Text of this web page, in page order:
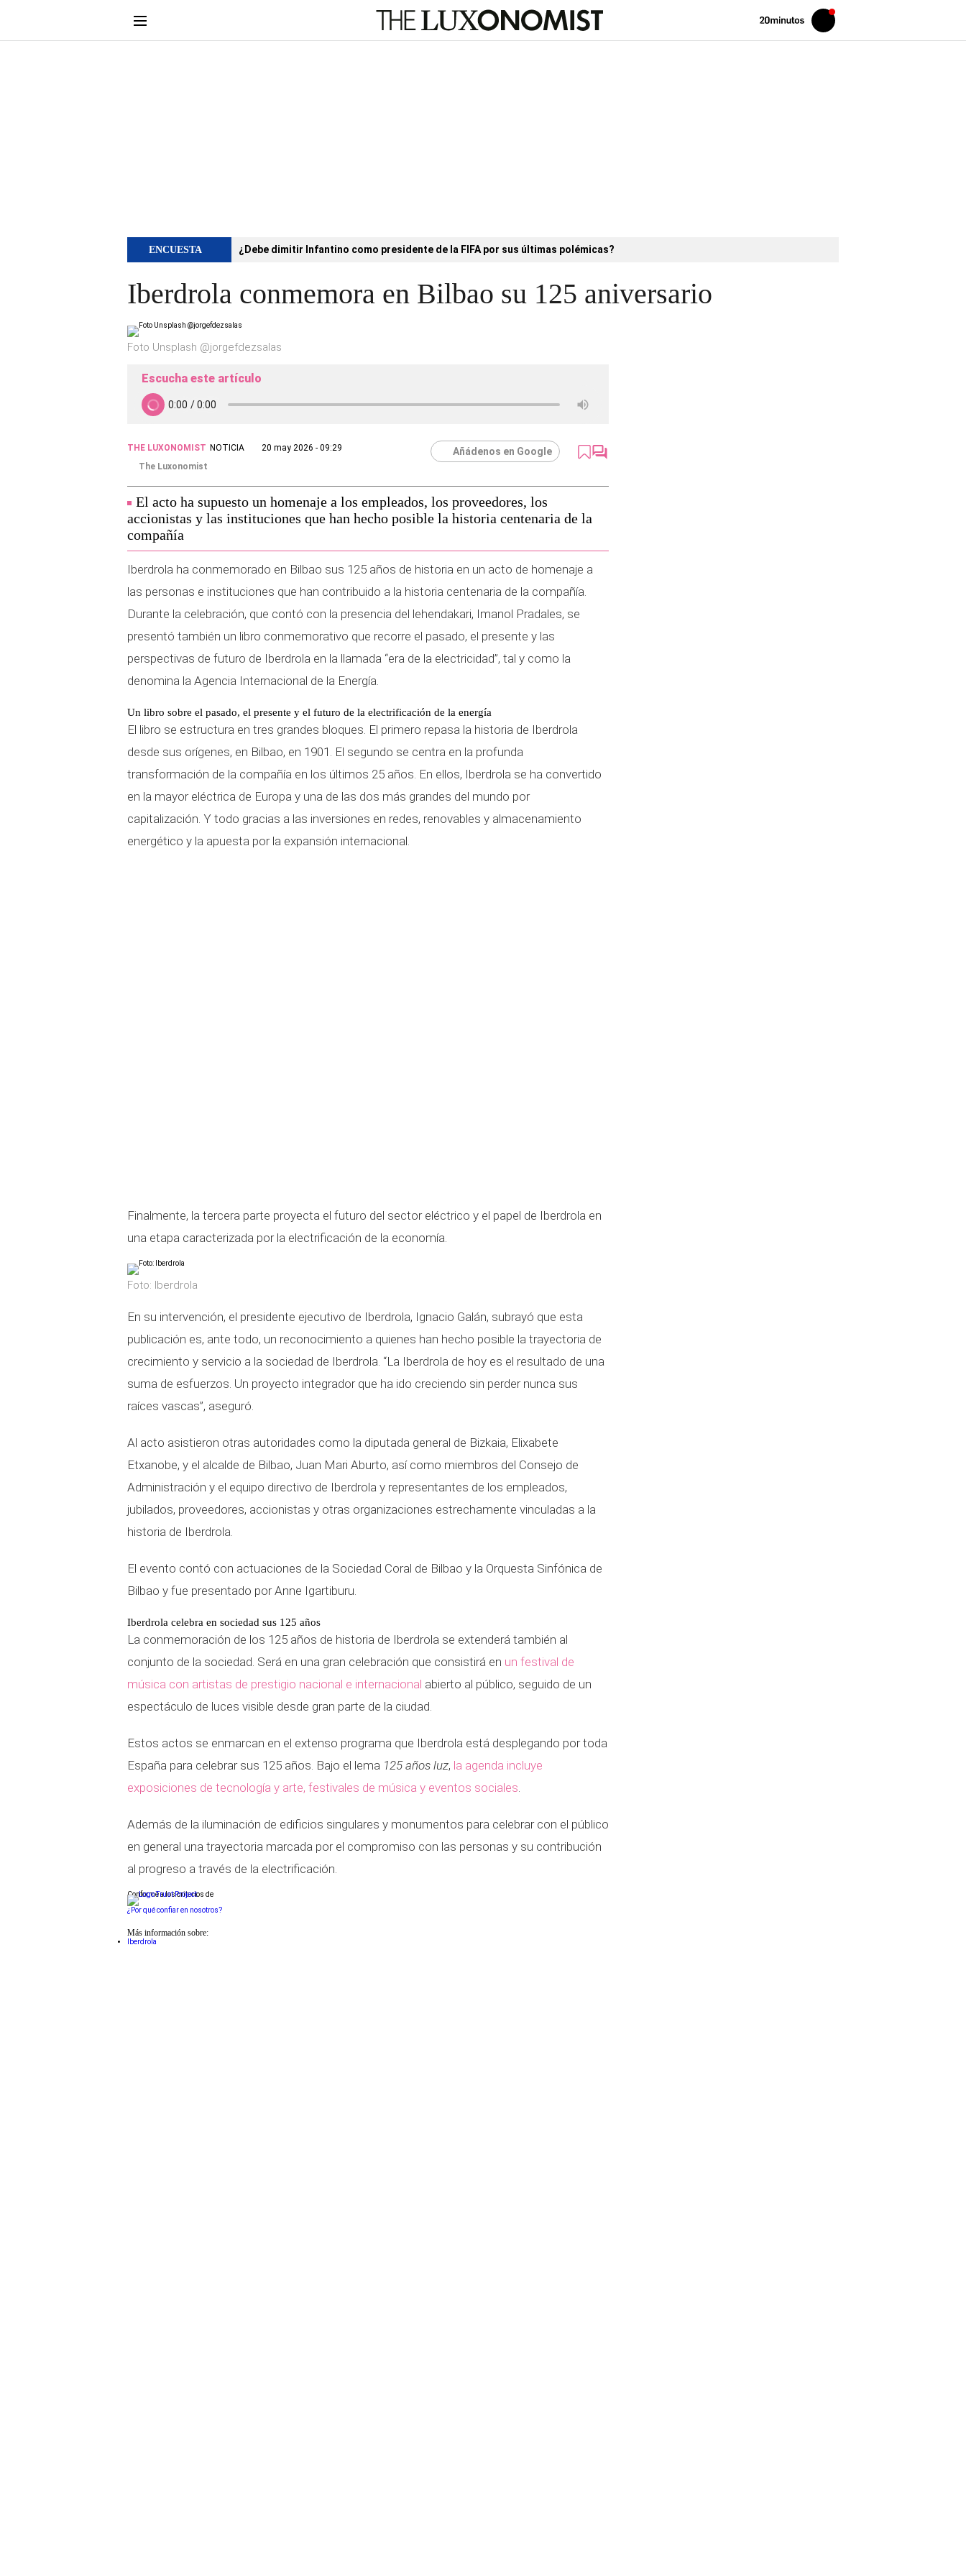
Volver
Iniciar
sesión
ENCUESTA ¿Debe dimitir Infantino como presidente de la FIFA por sus últimas polémicas?
Iberdrola conmemora en Bilbao su 125 aniversario
Foto Unsplash @jorgefdezsalas
Escucha este artículo
THE LUXONOMIST NOTICIA
20 may 2026 - 09:29
The Luxonomist
Añádenos en Google
El acto ha supuesto un homenaje a los empleados, los proveedores, los
accionistas y las instituciones que han hecho posible la historia centenaria de la
compañía
Iberdrola ha conmemorado en Bilbao sus 125 años de historia en un acto de homenaje a
las personas e instituciones que han contribuido a la historia centenaria de la compañía.
Durante la celebración, que contó con la presencia del lehendakari, Imanol Pradales, se
presentó también un libro conmemorativo que recorre el pasado, el presente y las
perspectivas de futuro de Iberdrola en la llamada “era de la electricidad”, tal y como la
denomina la Agencia Internacional de la Energía.
Un libro sobre el pasado, el presente y el futuro de la electrificación de la energía
El libro se estructura en tres grandes bloques. El primero repasa la historia de Iberdrola
desde sus orígenes, en Bilbao, en 1901. El segundo se centra en la profunda
transformación de la compañía en los últimos 25 años. En ellos, Iberdrola se ha convertido
en la mayor eléctrica de Europa y una de las dos más grandes del mundo por
capitalización. Y todo gracias a las inversiones en redes, renovables y almacenamiento
energético y la apuesta por la expansión internacional.
Finalmente, la tercera parte proyecta el futuro del sector eléctrico y el papel de Iberdrola en
una etapa caracterizada por la electrificación de la economía.
Foto: Iberdrola
En su intervención, el presidente ejecutivo de Iberdrola, Ignacio Galán, subrayó que esta
publicación es, ante todo, un reconocimiento a quienes han hecho posible la trayectoria de
crecimiento y servicio a la sociedad de Iberdrola. “La Iberdrola de hoy es el resultado de una
suma de esfuerzos. Un proyecto integrador que ha ido creciendo sin perder nunca sus
raíces vascas”, aseguró.
Al acto asistieron otras autoridades como la diputada general de Bizkaia, Elixabete
Etxanobe, y el alcalde de Bilbao, Juan Mari Aburto, así como miembros del Consejo de
Administración y el equipo directivo de Iberdrola y representantes de los empleados,
jubilados, proveedores, accionistas y otras organizaciones estrechamente vinculadas a la
historia de Iberdrola.
El evento contó con actuaciones de la Sociedad Coral de Bilbao y la Orquesta Sinfónica de
Bilbao y fue presentado por Anne Igartiburu.
Iberdrola celebra en sociedad sus 125 años
La conmemoración de los 125 años de historia de Iberdrola se extenderá también al
conjunto de la sociedad. Será en una gran celebración que consistirá en un festival de
música con artistas de prestigio nacional e internacional abierto al público, seguido de un
espectáculo de luces visible desde gran parte de la ciudad.
Estos actos se enmarcan en el extenso programa que Iberdrola está desplegando por toda
España para celebrar sus 125 años. Bajo el lema 125 años luz, la agenda incluye
exposiciones de tecnología y arte, festivales de música y eventos sociales.
Además de la iluminación de edificios singulares y monumentos para celebrar con el público
en general una trayectoria marcada por el compromiso con las personas y su contribución
al progreso a través de la electrificación.
Conforme a los criterios de
¿Por qué confiar en nosotros?
Más información sobre:
Iberdrola